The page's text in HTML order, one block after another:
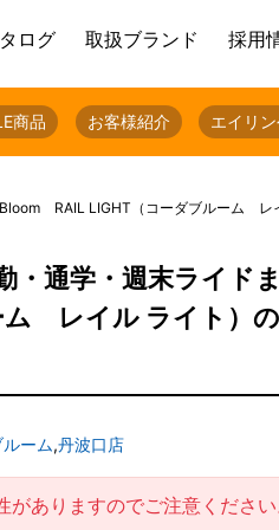
ログ 取扱ブランド 採用
商品 お客様紹介 エイリ
RAIL LIGHT（コーダブルーム レ
・通学・週末ライド
レイル ライト）
ーム,丹波口店
がありますのでご注意くださ